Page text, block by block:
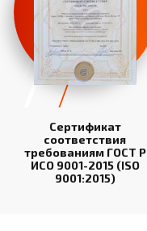
Сертификат
соответствия
требованиям ГОСТ Р
ИСО 9001-2015 (ISO
9001:2015)